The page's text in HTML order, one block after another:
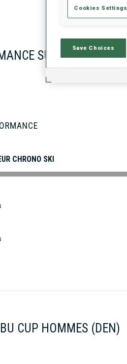
Stats
SUR LA SAISON
CHRONO SKI
CUP HOMMES (DEN)
Cookies Settings
Save Choices